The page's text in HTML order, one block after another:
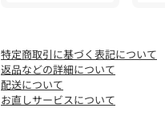
・CITY LINEは普段でもフォ
ンを取り揃えたラインです。
＜TAION（タイオン）＞
特定商取引に基づく表記について
返品などの詳細について
配送について
お直しサービスについて